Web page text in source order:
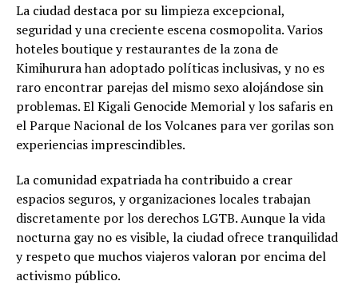
La ciudad destaca por su limpieza excepcional,
seguridad y una creciente escena cosmopolita. Varios
hoteles boutique y restaurantes de la zona de
Kimihurura han adoptado políticas inclusivas, y no es
raro encontrar parejas del mismo sexo alojándose sin
problemas. El Kigali Genocide Memorial y los safaris en
el Parque Nacional de los Volcanes para ver gorilas son
experiencias imprescindibles.
La comunidad expatriada ha contribuido a crear
espacios seguros, y organizaciones locales trabajan
discretamente por los derechos LGTB. Aunque la vida
nocturna gay no es visible, la ciudad ofrece tranquilidad
y respeto que muchos viajeros valoran por encima del
activismo público.